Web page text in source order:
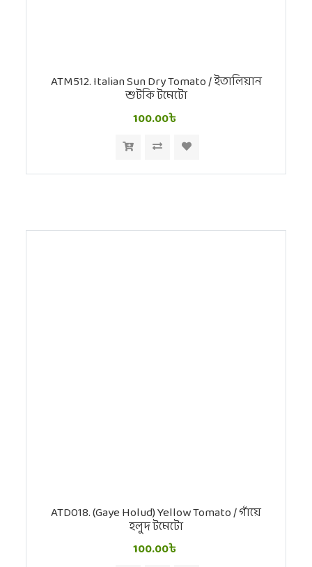
ATM512. Italian Sun Dry Tomato / ইতালিয়ান
শুটকি টমেটো
100.00৳
ATD018. (Gaye Holud) Yellow Tomato / গাঁয়ে
হলুদ টমেটো
100.00৳